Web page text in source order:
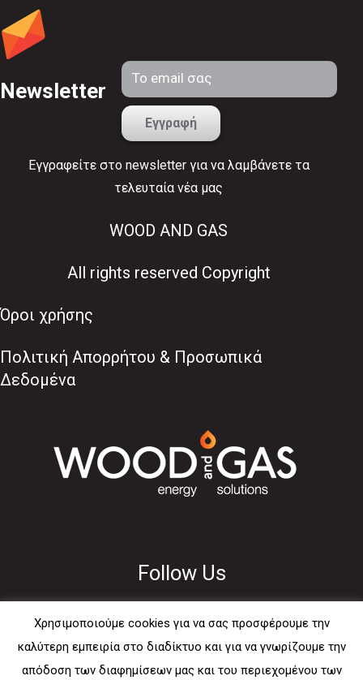
Newsletter
Εγγραφείτε στο newsletter για να λαμβάνετε τα
τελευταία νέα μας
WOOD AND GAS
All rights reserved Copyright
Όροι χρήσης
Πολιτική Απορρήτου & Προσωπικά
Δεδομένα
Follow Us
Χρησιμοποιούμε cookies για να σας προσφέρουμε την
καλύτερη εμπειρία στο διαδίκτυο και για να γνωρίζουμε την
απόδοση των διαφημίσεων μας και του περιεχομένου των